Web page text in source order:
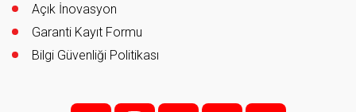
Açık İnovasyon
Garanti Kayıt Formu
Bilgi Güvenliği Politikası